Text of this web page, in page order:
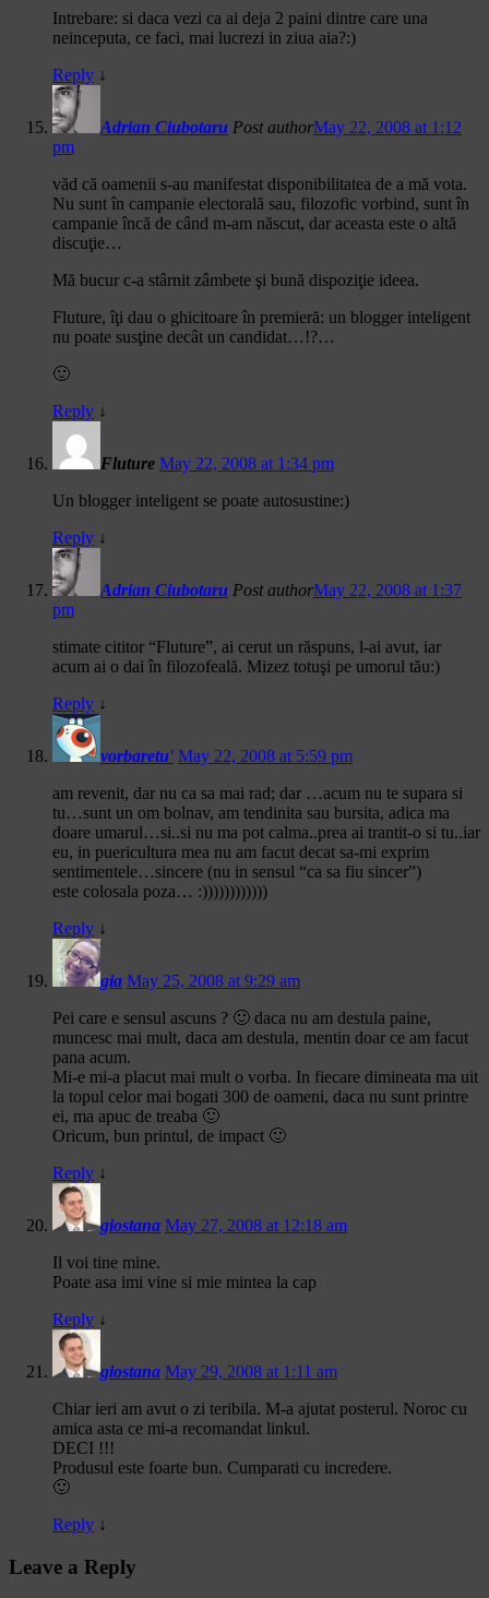
Intrebare: si daca vezi ca ai deja 2 paini dintre care una
neinceputa, ce faci, mai lucrezi in ziua aia?:)
Reply ↓
Adrian Ciubotaru Post authorMay 22, 2008 at 1:12
pm
văd că oamenii s-au manifestat disponibilitatea de a mă vota.
Nu sunt în campanie electorală sau, filozofic vorbind, sunt în
campanie încă de când m-am născut, dar aceasta este o altă
discuţie…
Mă bucur c-a stârnit zâmbete şi bună dispoziţie ideea.
Fluture, îţi dau o ghicitoare în premieră: un blogger inteligent
nu poate susţine decât un candidat…!?…
🙂
Reply ↓
Fluture May 22, 2008 at 1:34 pm
Un blogger inteligent se poate autosustine:)
Reply ↓
Adrian Ciubotaru Post authorMay 22, 2008 at 1:37
pm
stimate cititor “Fluture”, ai cerut un răspuns, l-ai avut, iar
acum ai o dai în filozofeală. Mizez totuşi pe umorul tău:)
Reply ↓
vorbaretu' May 22, 2008 at 5:59 pm
am revenit, dar nu ca sa mai rad; dar …acum nu te supara si
tu…sunt un om bolnav, am tendinita sau bursita, adica ma
doare umarul…si..si nu ma pot calma..prea ai trantit-o si tu..iar
eu, in puericultura mea nu am facut decat sa-mi exprim
sentimentele…sincere (nu in sensul “ca sa fiu sincer”)
este colosala poza… :))))))))))))
Reply ↓
gia May 25, 2008 at 9:29 am
Pei care e sensul ascuns ? 🙂 daca nu am destula paine,
muncesc mai mult, daca am destula, mentin doar ce am facut
pana acum.
Mi-e mi-a placut mai mult o vorba. In fiecare dimineata ma uit
la topul celor mai bogati 300 de oameni, daca nu sunt printre
ei, ma apuc de treaba 🙂
Oricum, bun printul, de impact 🙂
Reply ↓
giostana May 27, 2008 at 12:18 am
Il voi tine mine.
Poate asa imi vine si mie mintea la cap
Reply ↓
giostana May 29, 2008 at 1:11 am
Chiar ieri am avut o zi teribila. M-a ajutat posterul. Noroc cu
amica asta ce mi-a recomandat linkul.
DECI !!!
Produsul este foarte bun. Cumparati cu incredere.
🙂
Reply ↓
Leave a Reply